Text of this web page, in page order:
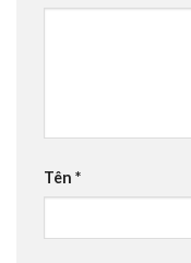
Tên *